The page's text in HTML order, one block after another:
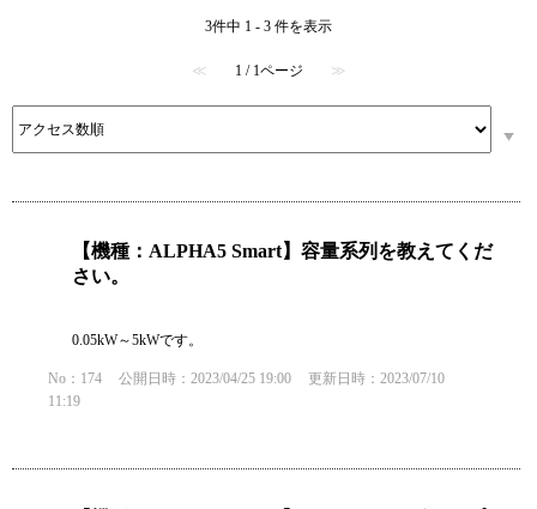
3件中 1 - 3 件を表示
≪ 1 / 1ページ ≫
【機種：ALPHA5 Smart】容量系列を教えてくだ
さい。
0.05kW～5kWです。
No：174 公開日時：2023/04/25 19:00
更新日時：2023/07/10
11:19